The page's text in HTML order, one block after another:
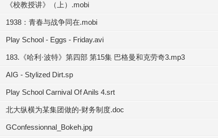
《校教授讲》（上）.mobi
1938：青春与战争同在.mobi
Play School - Eggs - Friday.avi
183.《哈利·波特》第四部 第15集 巴格曼和克劳奇3.mp3
AIG - Stylized Dirt.sp
Play School Carnival Of Anils 4.srt
北大纵横为某集团做的-财务制度.doc
GConfessionnal_Bokeh.jpg